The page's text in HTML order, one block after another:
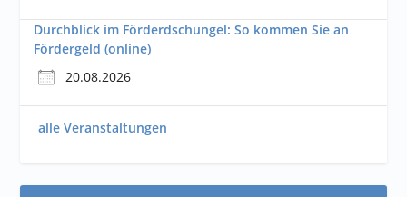
Durchblick im Förderdschungel: So kommen Sie an
Fördergeld (online)
20.08.2026
alle Veranstaltungen